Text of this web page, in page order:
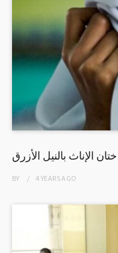
الإناث بالنيل الأزرق
BY 4 YEARSAGO